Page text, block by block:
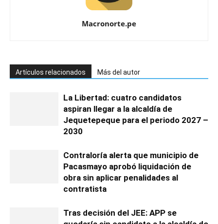
Macronorte.pe
Artículos relacionados Más del autor
La Libertad: cuatro candidatos
aspiran llegar a la alcaldía de
Jequetepeque para el periodo 2027 –
2030
Contraloría alerta que municipio de
Pacasmayo aprobó liquidación de
obra sin aplicar penalidades al
contratista
Tras decisión del JEE: APP se